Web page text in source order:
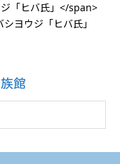
シヨウジ「ヒバ氏」
館